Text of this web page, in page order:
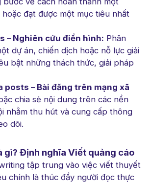
đạt được một mục tiêu nhất
– Nghiên cứu điển hình: Phân
dự án, chiến dịch hoặc nỗ lực giải
bật những thách thức, giải pháp
posts – Bài đăng trên mạng xã
chia sẻ nội dung trên các nền
nhằm thu hút và cung cấp thông
dõi.
gì? Định nghĩa Viết quảng cáo
tập trung vào việc viết thuyết
chính là thúc đẩy người đọc thực